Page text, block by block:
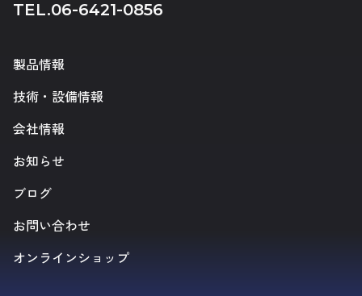
TEL.06-6421-0856
製品情報
技術・設備情報
会社情報
お知らせ
ブログ
お問い合わせ
オンラインショップ